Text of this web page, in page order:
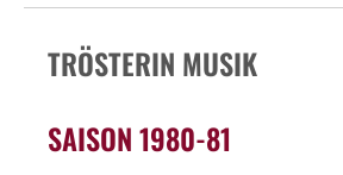
TRÖSTERIN MUSIK
SAISON 1980-81